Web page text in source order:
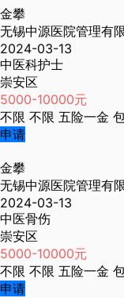
金攀
无锡中源医院管理有
2024-03-13
中医科护士
崇安区
5000-10000元
不限 不限 五险一金
申请
金攀
无锡中源医院管理有
2024-03-13
中医骨伤
崇安区
5000-10000元
不限 不限 五险一金
申请